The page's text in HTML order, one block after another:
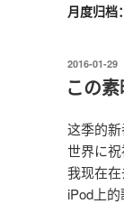
月度归档：
发
布
于
2016-01-29
この
这季的
世界に祝
我现在
iPod上的